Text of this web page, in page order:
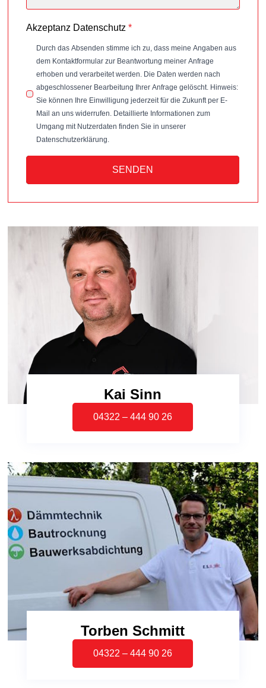
Akzeptanz Datenschutz *
Durch das Absenden stimme ich zu, dass meine Angaben aus
dem Kontaktformular zur Beantwortung meiner Anfrage
erhoben und verarbeitet werden. Die Daten werden nach
abgeschlossener Bearbeitung Ihrer Anfrage gelöscht. Hinweis:
Sie können Ihre Einwilligung jederzeit für die Zukunft per E-
Mail an uns widerrufen. Detaillierte Informationen zum
Umgang mit Nutzerdaten finden Sie in unserer
Datenschutzerklärung.
SENDEN
Kai Sinn
04322 – 444 90 26
Torben Schmitt
04322 – 444 90 26